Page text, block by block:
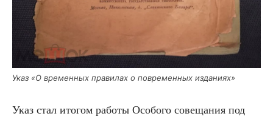
Указ «О вре­мен­ных пра­ви­лах о повре­мен­ных изданиях»
Указ стал ито­гом рабо­ты Осо­бо­го сове­ща­ния под